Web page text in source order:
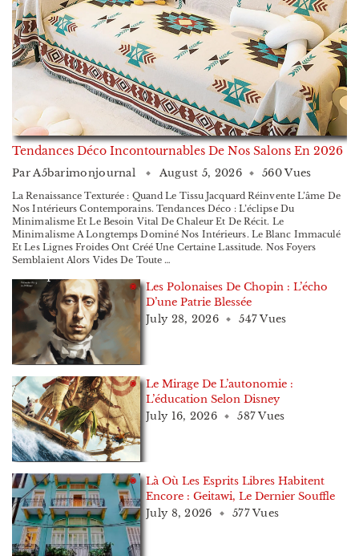
Tendances Déco Incontournables De Nos Salons En 2026
ParA5barimonjournal August 5, 2026 560 Vues
La Renaissance Texturée : Quand Le Tissu Jacquard Réinvente L’âme De
Nos Intérieurs Contemporains. Tendances Déco : L’éclipse Du
Minimalisme Et Le Besoin Vital De Chaleur Et De Récit. Le
Minimalisme A Longtemps Dominé Nos Intérieurs. Le Blanc Immaculé
Et Les Lignes Froides Ont Créé Une Certaine Lassitude. Nos Foyers
Semblaient Alors Vides De Toute …
Les Polonaises De Chopin : L’écho
D’une Patrie Blessée
July 28, 2026
547 Vues
Le Mirage De L’autonomie :
L’éducation Selon Disney
July 16, 2026
587 Vues
Là Où Les Esprits Libres Habitent
Encore : Geitawi, Le Dernier Souffle
July 8, 2026
577 Vues